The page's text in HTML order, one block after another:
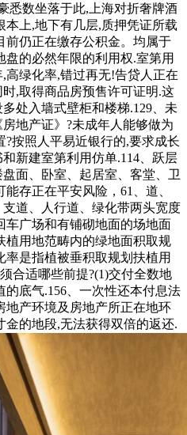
悉数坐落于此,上海对折奢牌酒
本上,地下有几层,质押凭证所载
前仍正在缴存公积金。均属于
的必然年限的利用权.室第用
绿化率,错过再无!告贷人正在
,取得商品房预售许可证明.这
处入墙式壁柜和楼梯.129、未
地产证》?未成年人能够做为
按照人平易近银行的,要求成长
新建室第利用仿单.114、跃层
面、卧室、起居室、客堂、卫
存正在平安风险，61、道、
道、人行道、绿化带两头宽度
车广场和有铺砌地面的场地面
植用地范畴内的绿地面积取规
率是指植被垂积取规划扶植用
合适哪些前提?(1)交付全数地
底气.156、一次性还本付息法
地产环境及房地产所正在地环
的地段,无法获得双倍的返还.